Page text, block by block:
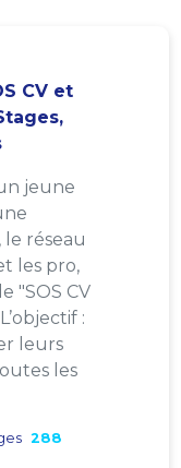
CV et
jeune
le réseau
les pro,
"SOS CV
:
leurs
les
288